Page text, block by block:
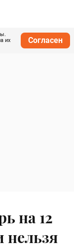
их
Согласен
на 12
нельзя